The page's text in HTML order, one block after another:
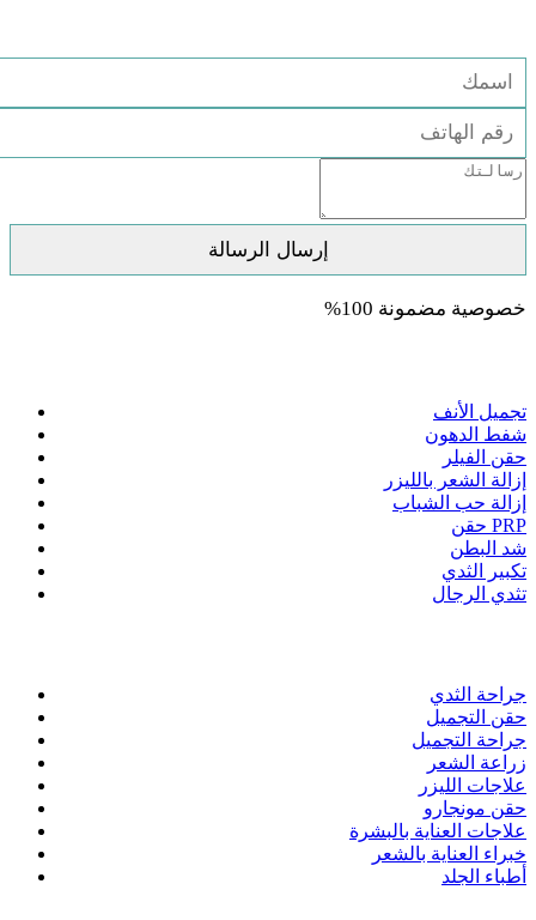
خصوصية مضمونة 100%
تجميل الأنف
شفط الدهون
حقن الفيلر
إزالة الشعر بالليزر
إزالة حب الشباب
حقن PRP
شد البطن
تكبير الثدي
تثدي الرجال
جراحة الثدي
حقن التجميل
جراحة التجميل
زراعة الشعر
علاجات الليزر
حقن مونجارو
علاجات العناية بالبشرة
خبراء العناية بالشعر
أطباء الجلد